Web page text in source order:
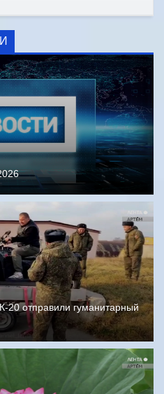
20 отправили гуманитарный